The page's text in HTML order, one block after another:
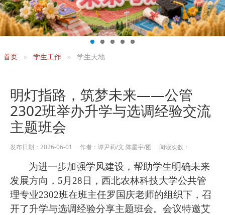
首页 学生工作 学生天地
明灯指路，筑梦未来——公管
2302班举办升学与选调经验交流
主题班会
发布日期：2026-06-01 作者：谭尹莉/文 陈星宇/图 阅读次数：
为进一步加强学风建设，帮助学生明确未来
发展方向，5月28日，西北农林科技大学公共管
理专业2302班在班主任罗国庆老师的组织下，召
开了升学与选调经验分享主题班会。会议特邀艾